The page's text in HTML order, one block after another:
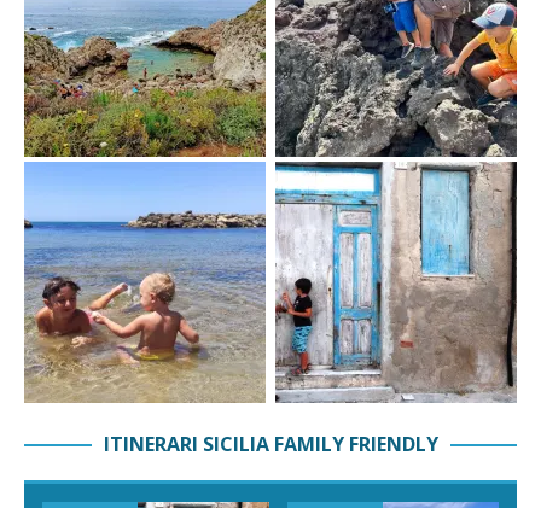
ITINERARI SICILIA FAMILY FRIENDLY